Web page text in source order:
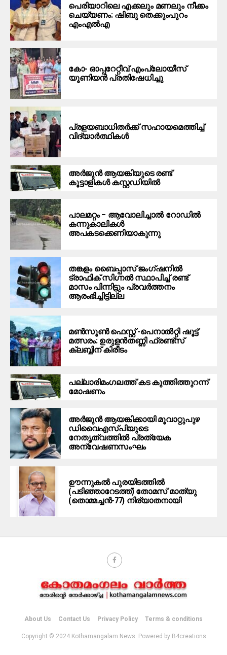
പെരിയാറിലെ എക്കലും മണലും നീക്കം
ചെയ്യണം: ഷിബു തെക്കുംപുറം
എംഎൽഎ
കോ- ഓപ്പറേറ്റീവ് എംപ്ലോയീസ്
യൂണിയൻ പ്രതിഷേധിച്ചു
പ്രളയബാധിതർക്ക് സഹായമെത്തിച്ച്
വിദ്യാർത്ഥികൾ
അർജുൻ ആയങ്കിയുടെ രണ്ട്
കൂട്ടാളികൾ കസ്റ്റഡിയിൽ
പാലമറ്റം – ആവോലിച്ചാൽ റോഡിൽ
കന്നുകാലികൾ
അപകടക്കെണിയാകുന്നു
തങ്കളം ബൈപ്പാസ് ജംഗ്ഷനിൽ
ട്രാഫിക് സിഗ്നല്‍ സ്ഥാപിച്ച് രണ്ട്
മാസം പിന്നിട്ടും പ്രവർത്തനം
ആരംഭിച്ചിട്ടില്ല
മൺസൂൺ ഫെസ്റ്റ് -പെനാൽറ്റി ഷൂട്ട്
മത്സരം: ഉരുളൻതണ്ണി ഫ്രണ്ട്സ്
ക്ലബ്ബിന് കിരീടം
പ​ല്ലാ​രി​മം​ഗ​ല​ത്ത് ക​ട കു​ത്തി​ത്തുറ​ന്ന്
മോ​ഷ​ണം
അര്‍ജുന്‍ ആയങ്കിക്കായി മൂവാറ്റുപുഴ
ഡിവൈഎസ്പിയുടെ
നേതൃത്വത്തില്‍ പ്രത്യേക
അന്വേഷണസംഘം
ഊന്നുകല്‍ പുരയിടത്തില്‍
(പടിഞ്ഞാറേടത്ത്) തോമസ് മാത്യു
(തൊമ്മച്ചന്‍-77) നിര്യാതനായി
About Us Contact Us Privacy Policy Terms & conditions
Copyright © 2024 Kothamangalam News. Powered by B4creations